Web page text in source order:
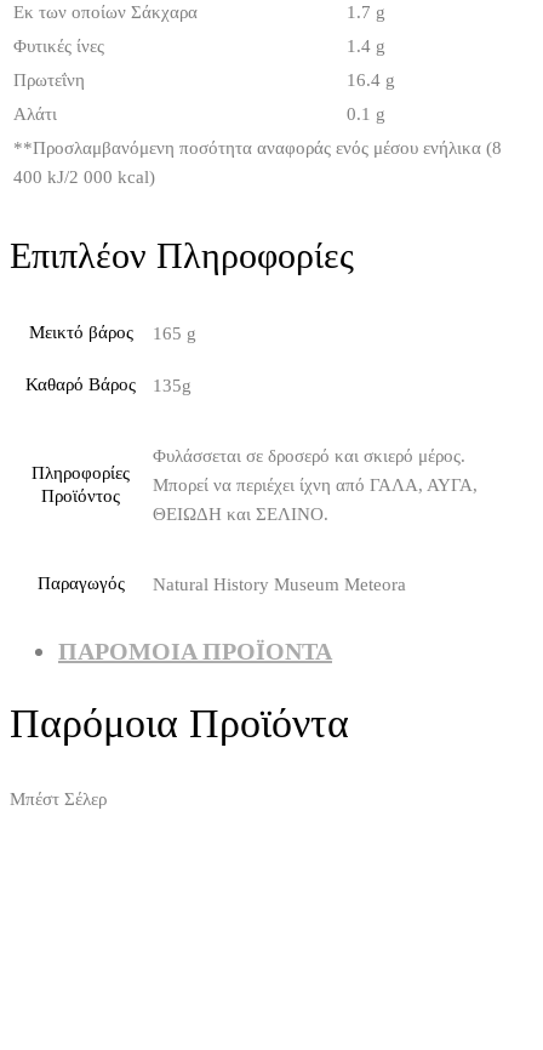
Εκ των οποίων Σάκχαρα
1.7 g
Φυτικές ίνες
1.4 g
Πρωτεΐνη
16.4 g
Αλάτι
0.1 g
**Προσλαμβανόμενη ποσότητα αναφοράς ενός μέσου ενήλικα (8
400 kJ/2 000 kcal)
Επιπλέον Πληροφορίες
Μεικτό βάρος 165 g
Καθαρό Βάρος 135g
Πληροφορίες
Προϊόντος
Φυλάσσεται σε δροσερό και σκιερό μέρος.
Μπορεί να περιέχει ίχνη από ΓΑΛΑ, ΑΥΓΑ,
ΘΕΙΩΔΗ και ΣΕΛΙΝΟ.
Παραγωγός Natural History Museum Meteora
ΠΑΡΌΜΟΙΑ ΠΡΟΪΌΝΤΑ
Παρόμοια Προϊόντα
Μπέστ Σέλερ